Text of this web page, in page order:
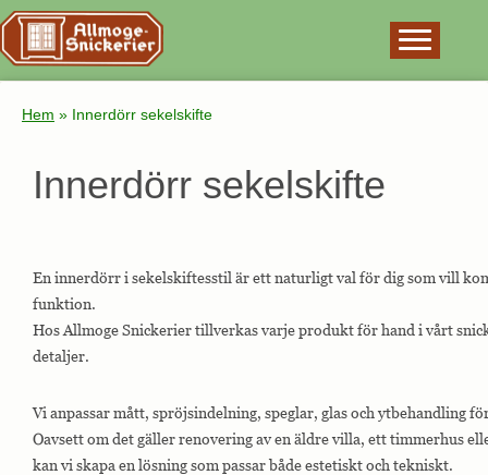
Hem » Innerdörr sekelskifte
Innerdörr sekelskifte
En innerdörr i sekelskiftesstil är ett naturligt val för dig som vill
funktion.
Hos Allmoge Snickerier tillverkas varje produkt för hand i vårt
detaljer.
Vi anpassar mått, spröjsindelning, speglar, glas och ytbehandling
Oavsett om det gäller renovering av en äldre villa, ett timmerhus
kan vi skapa en lösning som passar både estetiskt och tekniskt.